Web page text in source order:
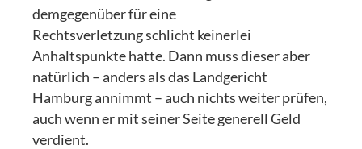
demgegenüber für eine
Rechtsverletzung schlicht keinerlei
Anhaltspunkte hatte. Dann muss dieser aber
natürlich – anders als das Landgericht
Hamburg annimmt – auch nichts weiter prüfen,
auch wenn er mit seiner Seite generell Geld
verdient.